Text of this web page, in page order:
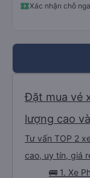
를 보시게 되는 한국분
니다. 같은 회사라도
하고 좋았어요. 자리
Xác nhận chỗ
Đặt mua vé
lượng cao
Tư vấn TOP 2
cao, uy tín, giá
🚌 1. Xe